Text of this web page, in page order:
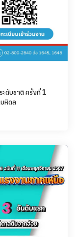
ะดับชาติ ครั้งที่ 1
หิดล